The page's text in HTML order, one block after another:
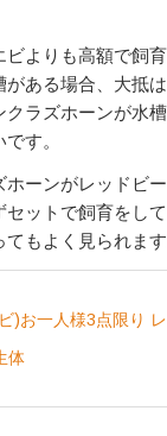
ビよりも高額で飼
がある場合、大抵
クラズホーンが水
す。
ホーンがレッドビ
セットで飼育をし
もよく見られます
)お一人様3点限り
体